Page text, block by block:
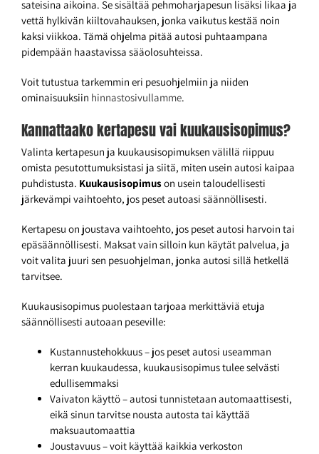
sateisina aikoina. Se sisältää pehmoharjapesun lisäksi likaa ja
vettä hylkivän kiiltovahauksen, jonka vaikutus kestää noin
kaksi viikkoa. Tämä ohjelma pitää autosi puhtaampana
pidempään haastavissa sääolosuhteissa.
Voit tutustua tarkemmin eri pesuohjelmiin ja niiden
ominaisuuksiin hinnastosivullamme.
Kannattaako kertapesu vai kuukausisopimus?
Valinta kertapesun ja kuukausisopimuksen välillä riippuu
omista pesutottumuksistasi ja siitä, miten usein autosi kaipaa
puhdistusta. Kuukausisopimuson usein taloudellisesti
järkevämpi vaihtoehto, jos peset autoasi säännöllisesti.
Kertapesu on joustava vaihtoehto, jos peset autosi harvoin tai
epäsäännöllisesti. Maksat vain silloin kun käytät palvelua, ja
voit valita juuri sen pesuohjelman, jonka autosi sillä hetkellä
tarvitsee.
Kuukausisopimus puolestaan tarjoaa merkittäviä etuja
säännöllisesti autoaan peseville:
Kustannustehokkuus – jos peset autosi useamman
kerran kuukaudessa, kuukausisopimus tulee selvästi
edullisemmaksi
Vaivaton käyttö – autosi tunnistetaan automaattisesti,
eikä sinun tarvitse nousta autosta tai käyttää
maksuautomaattia
Joustavuus – voit käyttää kaikkia verkoston